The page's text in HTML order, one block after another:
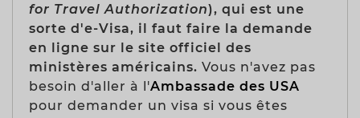
for Travel Authorization), qui est une
sorte d'e-Visa, il faut faire la demande
en ligne sur le site officiel des
ministères américains. Vous n'avez pas
besoin d'aller à l'Ambassade des USA
pour demander un visa si vous êtes